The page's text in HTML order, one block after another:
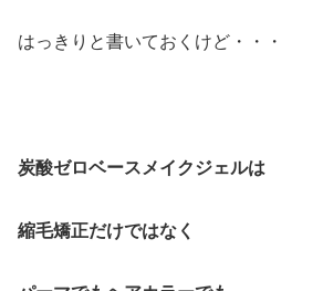
はっきりと書いておくけど・・・
炭酸ゼロベースメイクジェルは
縮毛矯正だけではなく